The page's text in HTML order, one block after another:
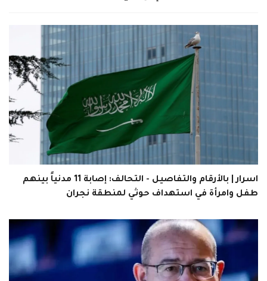
اسرار | بالأرقام والتفاصيل - التحالف: إصابة 11 مدنياً بينهم
طفل وامرأة في استهداف حوثي لمنطقة نجران